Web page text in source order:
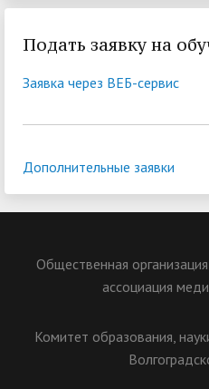
Подать заявку на
Заявка через ВЕБ-сервис
Дополнительные заявки
Общественная
ассоциация
Комитет образования,